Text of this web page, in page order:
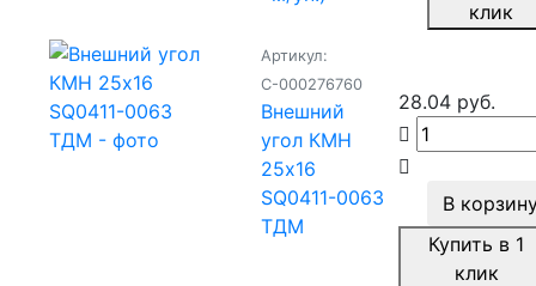
клик
Артикул:
С-000276760
Внешний
угол КМН
25х16
SQ0411-0063
ТДМ
28.04 руб.
В
Купить в 1
клик